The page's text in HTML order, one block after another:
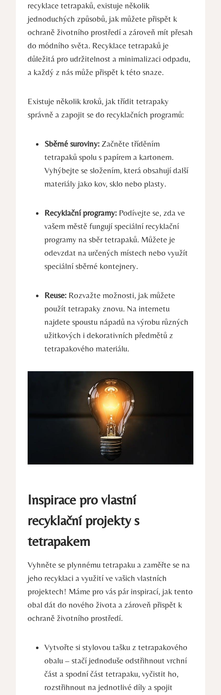
recyklace tetrapaků, existuje několik
jednoduchých způsobů, jak můžete přispět k
ochraně životního prostředí a zároveň mít přesah
do módního světa. Recyklace tetrapaků je
důležitá pro udržitelnost a minimalizaci odpadu,
a každý z nás může přispět k této snaze.
Existuje několik kroků, jak třídit tetrapaky
správně a zapojit se do recyklačních programů:
Sběrné suroviny: Začněte tříděním
tetrapaků spolu s papírem a kartonem.
Vyhýbejte se složením, která obsahují další
materiály jako kov, sklo nebo plasty.
Recyklační programy: Podívejte se, zda ve
vašem městě fungují speciální recyklační
programy na sběr tetrapaků. Můžete je
odevzdat na určených místech nebo využít
speciální sběrné kontejnery.
Reuse: Rozvažte možnosti, jak můžete
použít tetrapaky znovu. Na internetu
najdete spoustu nápadů na výrobu různých
užitkových i dekorativních předmětů z
tetrapakového materiálu.
Inspirace pro vlastní
recyklační projekty s
tetrapakem
Vyhněte se plynnému tetrapaku a zaměřte se na
jeho recyklaci a využití ve vašich vlastních
projektech! Máme pro vás pár inspirací, jak tento
obal dát do nového života a zároveň přispět k
ochraně životního prostředí.
Vytvořte si stylovou tašku z tetrapakového
obalu – stačí jednoduše odstřihnout vrchní
část a spodní část tetrapaku, vyčistit ho,
rozstřihnout na jednotlivé díly a spojit